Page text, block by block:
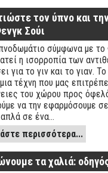
τον ύπνο και
Σούι
σύμφωνα με το
η ισορροπία των
για το γιν και το γιαν.
τέχνη που μας
του χώρου προς
να την εφαρμόσουμε
σε ένα…
περισσότερα...
τα χαλιά: